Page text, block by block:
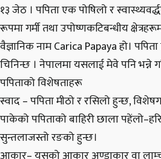
१३ जेठ । पपिता एक पोषिलो र
रूपमा गर्मी तथा उपोष्णकटिबन्धीय
वैज्ञानिक नाम Carica Papaya हो। पपिता
चिनिन्छ । नेपालमा यसलाई मेवे पनि भन्ने
पपिताको विशेषताहरू
स्वाद – पपिता मीठो र रसिलो हुन्छ,
पाकेको पपिताको बाहिरी छाला
सुन्तलाजस्तो रङको हुन्छ।